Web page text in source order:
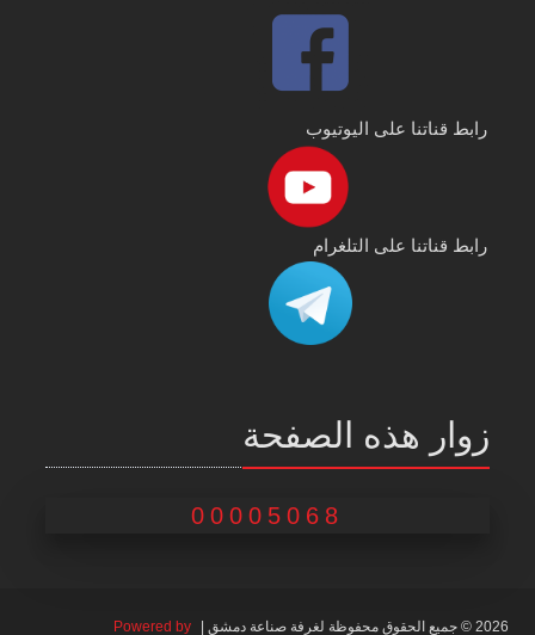
رابط قناتنا على اليوتيوب
رابط قناتنا على التلغرام
زوار هذه الصفحة
00005068
2026 © جميع الحقوق محفوظة لغرفة صناعة دمشق | Powered by